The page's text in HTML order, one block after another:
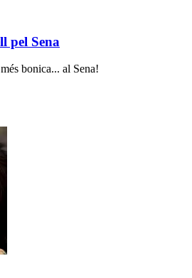
pel Sena
bonica... al Sena!